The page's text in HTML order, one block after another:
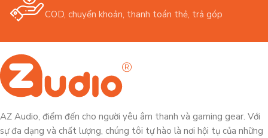
COD, chuyển khoản, thanh toán thẻ, trả góp
AZ Audio, điểm đến cho người yêu âm thanh và gaming gear. Với
sự đa dạng và chất lượng, chúng tôi tự hào là nơi hội tụ của những